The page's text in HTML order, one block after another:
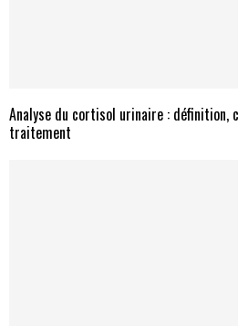
Analyse du cortisol urinaire : définition,
traitement